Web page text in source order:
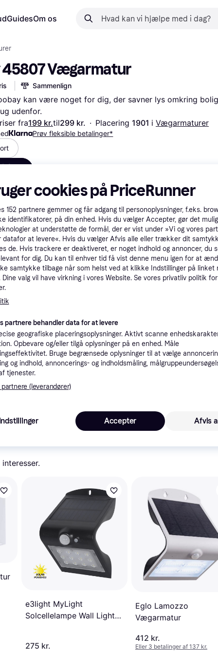
GuidesOm os
45807 Vægarmatur
Sammenlign
kan være noget for dig, der savner lys omkring
udenfor.
fra199 kr.til299 kr. · Placering 1901 i Vægarmaturer
Prøv fleksible betalinger*
cm
Eller
e3light MyLight
Solcellelampe Wall Light
275 kr.
Eglo Lamozzo
Vægarmatur
412 kr.
Eller 3 betalinger af 137 kr.
cookies på PriceRunner
152 partnere gemmer og får adgang til personoplysninger, f.eks.
identifikatorer, på din enhed. Hvis du vælger Accepter, gør det
at understøtte de formål, der er vist under »Vi og vores
datafor at levere«. Hvis du vælger Afvis alle eller trækker dit
de. Hvis trackere er deaktiveret, er noget indhold og annoncer, du
for dig. Du kan til enhver tid få vist denne menu igen for at
samtykke tilbage når som helst ved at klikke Indstillinger på linket
Dine valg vil have virkning i vores Website. Se vores privatliv politik
partnere behandler data for at levere
geografiske placeringsoplysninger. Aktivt scanne
Opbevare og/eller tilgå oplysninger på en enhed. Måle
Bruge begrænsede oplysninger til at vælge
og indhold, annoncerings- og indholdsmåling,
tjenester.
(leverandører)
Afvis
Accepter